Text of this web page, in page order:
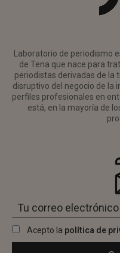
Laboratorio de periodismo
de Tena que nace para
periodistas derivadas de la
disruptivo del negocio de la
perfiles profesionales en
está, en la mayoría de
Acepto la política de